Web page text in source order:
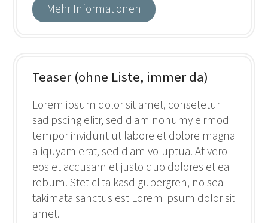
Mehr Informationen
Teaser (ohne Liste, immer da)
Lorem ipsum dolor sit amet, consetetur
sadipscing elitr, sed diam nonumy eirmod
tempor invidunt ut labore et dolore magna
aliquyam erat, sed diam voluptua. At vero
eos et accusam et justo duo dolores et ea
rebum. Stet clita kasd gubergren, no sea
takimata sanctus est Lorem ipsum dolor sit
amet.